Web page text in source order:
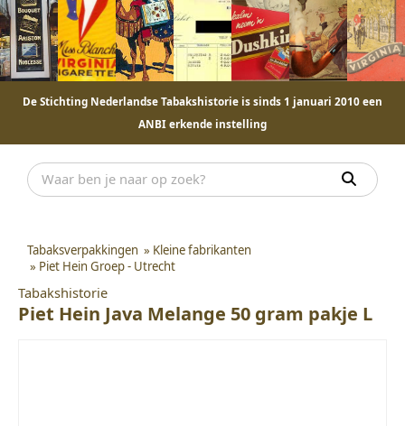
De Stichting Nederlandse Tabakshistorie is sinds 1 januari 2010 een
ANBI erkende instelling
Tabaksverpakkingen » Kleine fabrikanten
» Piet Hein Groep - Utrecht
Tabakshistorie
Piet Hein Java Melange 50 gram pakje L